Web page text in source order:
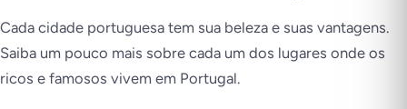
Cada cidade portuguesa tem sua beleza e suas vantagens.
Saiba um pouco mais sobre cada um dos lugares onde os
ricos e famosos vivem em Portugal.